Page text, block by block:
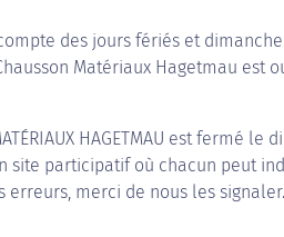
des jours fériés et
Matériaux Hagetmau est
HAGETMAU est fermé le
site participatif où chacun peut
erreurs, merci de nous les signaler.